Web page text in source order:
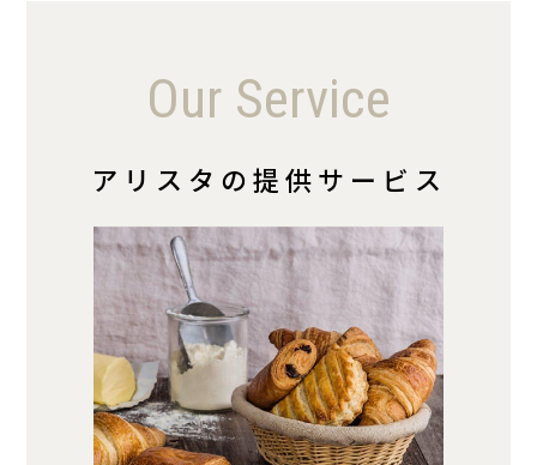
Our Service
アリスタの提供サービス